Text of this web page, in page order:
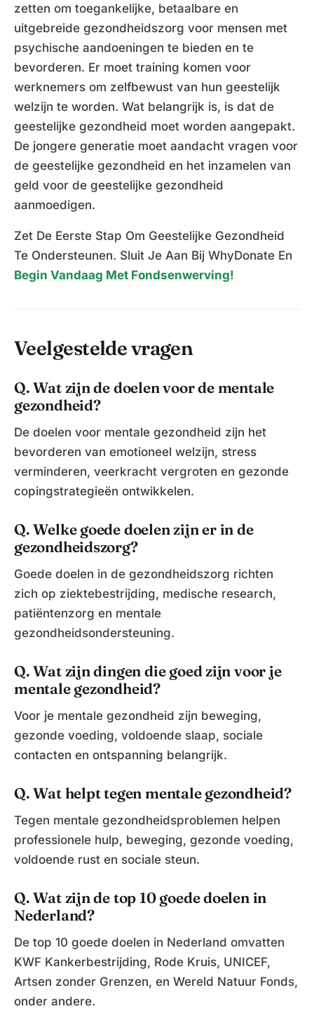
zetten om toegankelijke, betaalbare en
uitgebreide gezondheidszorg voor mensen met
psychische aandoeningen te bieden en te
bevorderen. Er moet training komen voor
werknemers om zelfbewust van hun geestelijk
welzijn te worden. Wat belangrijk is, is dat de
geestelijke gezondheid moet worden aangepakt.
De jongere generatie moet aandacht vragen voor
de geestelijke gezondheid en het inzamelen van
geld voor de geestelijke gezondheid
aanmoedigen.
Zet De Eerste Stap Om Geestelijke Gezondheid
Te Ondersteunen. Sluit Je Aan Bij WhyDonate En
Begin Vandaag Met Fondsenwerving!
Veelgestelde vragen
Q. Wat zijn de doelen voor de mentale
gezondheid?
De doelen voor mentale gezondheid zijn het
bevorderen van emotioneel welzijn, stress
verminderen, veerkracht vergroten en gezonde
copingstrategieën ontwikkelen.
Q. Welke goede doelen zijn er in de
gezondheidszorg?
Goede doelen in de gezondheidszorg richten
zich op ziektebestrijding, medische research,
patiëntenzorg en mentale
gezondheidsondersteuning.
Q. Wat zijn dingen die goed zijn voor je
mentale gezondheid?
Voor je mentale gezondheid zijn beweging,
gezonde voeding, voldoende slaap, sociale
contacten en ontspanning belangrijk.
Q. Wat helpt tegen mentale gezondheid?
Tegen mentale gezondheidsproblemen helpen
professionele hulp, beweging, gezonde voeding,
voldoende rust en sociale steun.
Q. Wat zijn de top 10 goede doelen in
Nederland?
De top 10 goede doelen in Nederland omvatten
KWF Kankerbestrijding, Rode Kruis, UNICEF,
Artsen zonder Grenzen, en Wereld Natuur Fonds,
onder andere.